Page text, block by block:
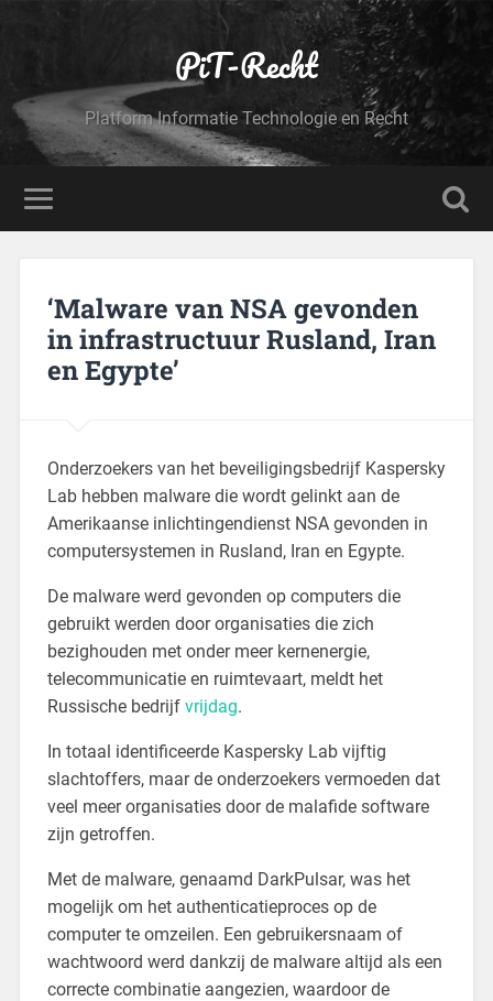
PiT-Recht
Platform Informatie Technologie en Recht
‘Malware van NSA gevonden
in infrastructuur Rusland, Iran
en Egypte’
Onderzoekers van het beveiligingsbedrijf Kaspersky
Lab hebben malware die wordt gelinkt aan de
Amerikaanse inlichtingendienst NSA gevonden in
computersystemen in Rusland, Iran en Egypte.
De malware werd gevonden op computers die
gebruikt werden door organisaties die zich
bezighouden met onder meer kernenergie,
telecommunicatie en ruimtevaart, meldt het
Russische bedrijf vrijdag.
In totaal identificeerde Kaspersky Lab vijftig
slachtoffers, maar de onderzoekers vermoeden dat
veel meer organisaties door de malafide software
zijn getroffen.
Met de malware, genaamd DarkPulsar, was het
mogelijk om het authenticatieproces op de
computer te omzeilen. Een gebruikersnaam of
wachtwoord werd dankzij de malware altijd als een
correcte combinatie aangezien, waardoor de